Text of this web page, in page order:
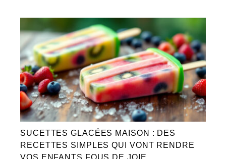
SUCETTES GLACÉES MAISON : DES
RECETTES SIMPLES QUI VONT RENDRE
VOS ENFANTS FOUS DE JOIE